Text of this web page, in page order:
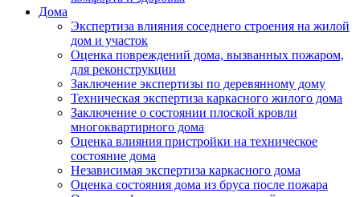
Дома
Экспертиза влияния соседнего строения на жилой
дом и участок
Оценка повреждений дома, вызванных пожаром,
для реконструкции
Заключение экспертизы по деревянному дому
Техническая экспертиза каркасного жилого дома
Заключение о состоянии плоской кровли
многоквартирного дома
Оценка влияния пристройки на техническое
состояние дома
Независимая экспертиза каркасного дома
Оценка состояния дома из бруса после пожара